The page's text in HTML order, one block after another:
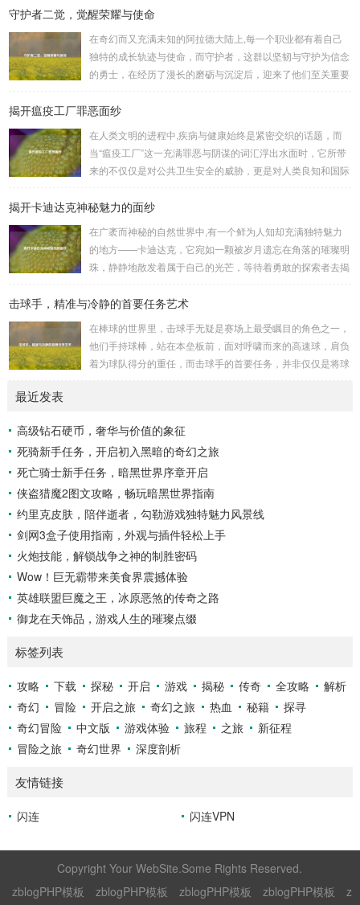
何进行起凡三国下载,开启一段热血的三国对战之旅。 《起凡
以化身为三国时期的知名将领，如勇猛无双的吕布、足智多谋
的诸葛亮、忠义双全的关羽等，率领自己的军队在战场上冲锋
陷阵、排兵布阵，游戏中的每一场战斗都充满了变...
守护者二觉，觉醒荣耀与使命
在奇幻而又充满未知的阿拉德大陆上,每一个职业都有着自己
独特的成长轨迹与使命，而守护者，这群以坚韧与守护为信念
的勇士，在经历了漫长的磨砺与沉淀后，迎来了他们至关重要
大陆的那一刻起，便肩负着守护的重任，他们身躯魁梧，手持
来自各方的邪恶势力，最初，他们凭借着基础的技能和坚定的
意志，在一次次战斗中积累着经验，不断成长，无论是在阴森
恐怖的地下墓穴，还是在战火纷飞的前线战场，守...
揭开瘟疫工厂罪恶面纱
在人类文明的进程中,疾病与健康始终是紧密交织的话题，而
当“瘟疫工厂”这一充满罪恶与阴谋的词汇浮出水面时，它所带
来的不仅仅是对公共卫生安全的威胁，更是对人类良知和国际
是一些别有用心的势力为了实现其不可告人的目的，秘密设立
科学研究的外衣，实则干着违背人道、危害全球的勾当。 从
历史上看,生物武器的使用曾经给人类带来过惨痛的教训，在
战争时期，某些国家就曾利用细菌、病毒...
揭开卡迪达克神秘魅力的面纱
在广袤而神秘的自然世界中,有一个鲜为人知却充满独特魅力
的地方——卡迪达克，它宛如一颗被岁月遗忘在角落的璀璨明
珠，静静地散发着属于自己的光芒，等待着勇敢的探索者去揭
复杂多样的地形地貌，高耸入云的山脉连绵起伏，像是大自然
照耀下闪耀着刺眼的银光，仿佛是大自然赐予这片土地的皇
冠，而山脚下，则是一片郁郁葱葱的森林，森林里树木种类繁
多，高大的乔木遮天蔽日，阳光只能透过枝叶的缝隙...
击球手，精准与冷静的首要任务艺术
在棒球的世界里，击球手无疑是赛场上最受瞩目的角色之一，
他们手持球棒，站在本垒板前，面对呼啸而来的高速球，肩负
着为球队得分的重任，而击球手的首要任务，并非仅仅是将球
滑球，击球手需要在极短的时间内，准确判断球的速度、方向
和落点，然后调整自己的击球动作，这不仅要求击球手具备出
色的视力和反应能力,更需要大量的训练来培养对球...
最近发表
高级钻石硬币，奢华与价值的象征
死骑新手任务，开启初入黑暗的奇幻之旅
死亡骑士新手任务，暗黑世界序章开启
侠盗猎魔2图文攻略，畅玩暗黑世界指南
约里克皮肤，陪伴逝者，勾勒游戏独特魅力风景线
剑网3盒子使用指南，外观与插件轻松上手
火炮技能，解锁战争之神的制胜密码
Wow！巨无霸带来美食界震撼体验
英雄联盟巨魔之王，冰原恶煞的传奇之路
御龙在天饰品，游戏人生的璀璨点缀
标签列表
攻略 下载 探秘 开启 游戏 揭秘 传奇 全攻略
解析
奇幻
冒险 开启之旅 奇幻之旅 热血 秘籍
探寻
奇幻冒险
中文版 游戏体验 旅程 之旅
新征程
冒险之旅
奇幻世界 深度剖析
友情链接
闪连 闪连VPN
Copyright Your WebSite.Some Rights Reserved.
zblogPHP模板
zblogPHP模板 zblogPHP模板 zblogPHP模板
z